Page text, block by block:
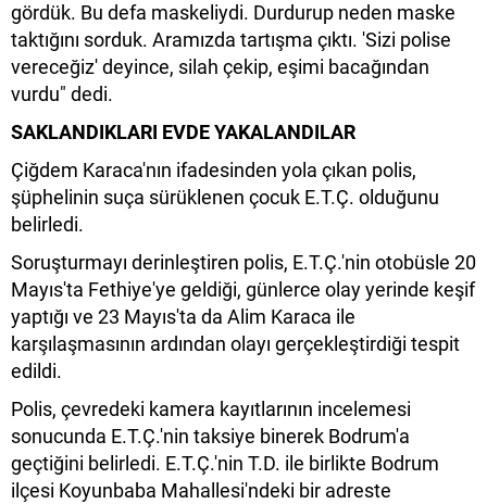
gördük. Bu defa maskeliydi. Durdurup neden maske
taktığını sorduk. Aramızda tartışma çıktı. 'Sizi polise
vereceğiz' deyince, silah çekip, eşimi bacağından
vurdu" dedi.
SAKLANDIKLARI EVDE YAKALANDILAR
Çiğdem Karaca'nın ifadesinden yola çıkan polis,
şüphelinin suça sürüklenen çocuk E.T.Ç. olduğunu
belirledi.
Soruşturmayı derinleştiren polis, E.T.Ç.'nin otobüsle 20
Mayıs'ta Fethiye'ye geldiği, günlerce olay yerinde keşif
yaptığı ve 23 Mayıs'ta da Alim Karaca ile
karşılaşmasının ardından olayı gerçekleştirdiği tespit
edildi.
Polis, çevredeki kamera kayıtlarının incelemesi
sonucunda E.T.Ç.'nin taksiye binerek Bodrum'a
geçtiğini belirledi. E.T.Ç.'nin T.D. ile birlikte Bodrum
ilçesi Koyunbaba Mahallesi'ndeki bir adreste